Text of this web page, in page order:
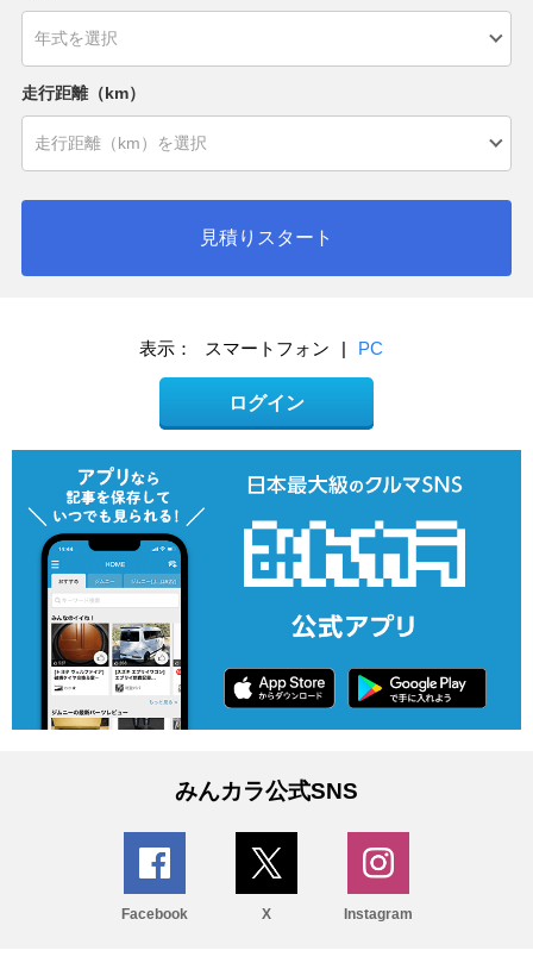
走行距離（km）
見積りスタート
表示： スマートフォン | PC
ログイン
みんカラ公式SNS
Facebook X Instagram